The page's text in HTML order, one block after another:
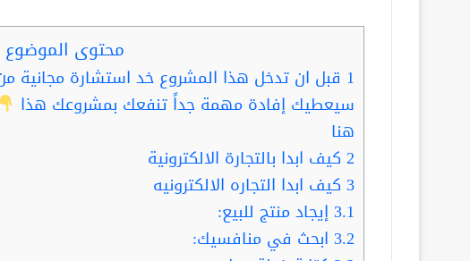
محتوى الموضوع
1
سيعطيك إفادة مهمة جداً تنفعك بمشروعك هذا
هنا
2 كيف ابدا بالتجارة الالكترونية
3 كيف ابدا التجاره الالكترونيه
3.1 إيجاد منتج للبيع:
3.2 ابحث في منافسيك: